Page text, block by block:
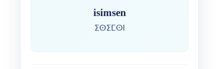
isimsen
ⵉⵙⵉⵎⵙⵏ